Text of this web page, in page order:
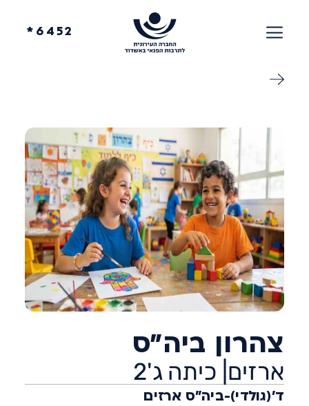
6452*
צהרון ביה״ס
ארזים| כיתה ג'2
ד'(גולדי)-ביה״ס ארזים